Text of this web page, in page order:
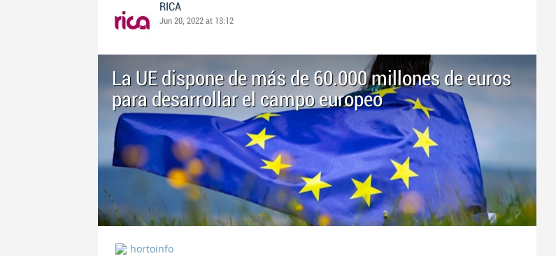
RICA
Jun 20, 2022 at 13:12
La UE dispone de más de 60.000 millones de euros
para desarrollar el campo europeo
hortoinfo